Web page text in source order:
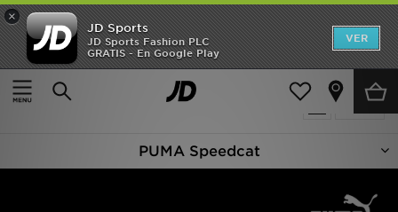
×
JD Sports
JD Sports Fashion PLC
GRATIS - En Google Play
VER
Página principal
Puma Speedcat
12 productos encontrados
PUMA Speedcat
Hombre
Mujer